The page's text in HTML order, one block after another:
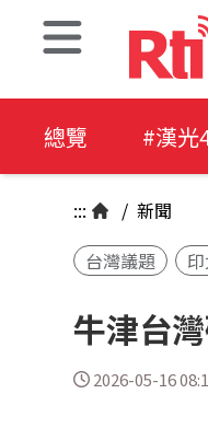
總覽 #漢光
::: / 新聞
台灣議題
牛津台
2026-05-16